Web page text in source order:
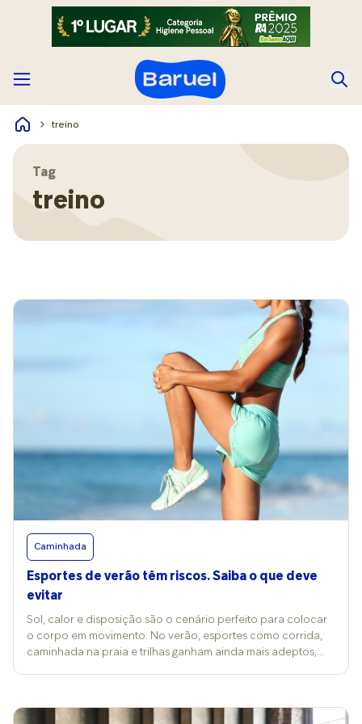
treino
Tag
treino
Caminhada
Esportes de verão têm riscos. Saiba o que deve
evitar
Sol, calor e disposição são o cenário perfeito para colocar
o corpo em movimento. No verão, esportes como corrida,
caminhada na praia e trilhas ganham ainda mais adeptos,
pareça, o aumento rápido da carga em treinos é uma das